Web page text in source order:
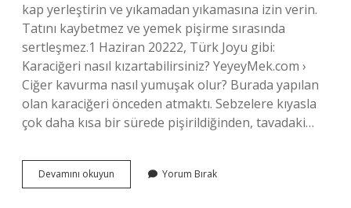
kap yerleştirin ve yıkamadan yıkamasına izin verin.
Tatını kaybetmez ve yemek pişirme sırasında
sertleşmez.1 Haziran 20222, Türk Joyu gibi:
Karaciğeri nasıl kızartabilirsiniz? YeyeyMek.com ›
Ciğer kavurma nasıl yumuşak olur? Burada yapılan
olan karaciğeri önceden atmaktı. Sebzelere kıyasla
çok daha kısa bir sürede pişirildiğinden, tavadaki…
Devamını okuyun
Pişerken
Yorum Bırak